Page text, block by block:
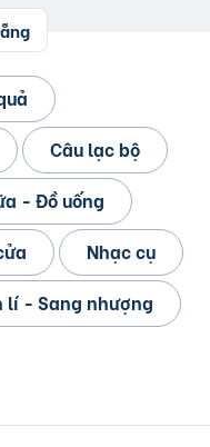
Câu lạc bộ
- Đồ uống
Nhạc cụ
lí - Sang nhượng